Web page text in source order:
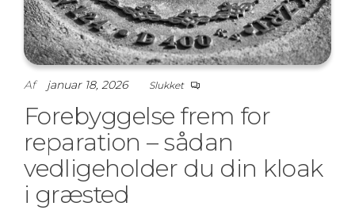
Af januar 18, 2026 Slukket
Forebyggelse frem for
reparation – sådan
vedligeholder du din kloak
i græsted